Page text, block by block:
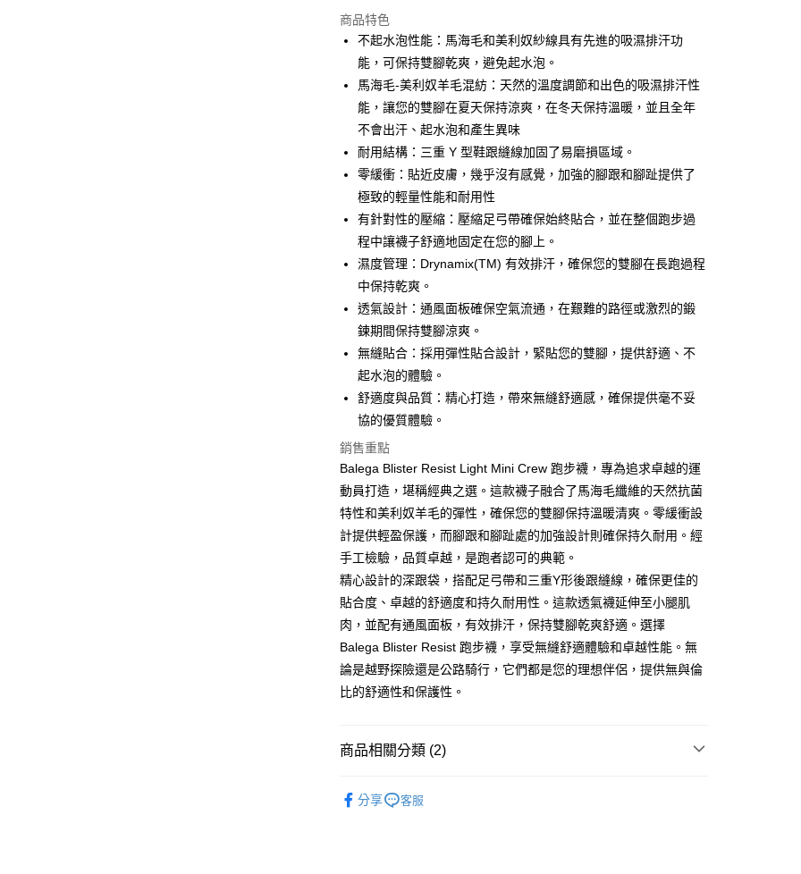
街口支付
悠遊付
Google Pay
全盈+PAY
AFTEE先享後付
相關說明
【關於「AFTEE先享後付」】
便利好安心！
１．簡單：不需註冊會員、不需綁卡、不需儲值。
２．便利：只要手機號碼，簡訊認證，即可結帳。
３．安心：先確認商品／服務後，再付款。
【「AFTEE先享後付」結帳流程】
付」結帳頁面，進行簡訊認證並確認金額後，即可完成結帳。
２．訂單成立數日內，您將收到繳費通知簡訊。
３．收到繳費通知簡訊後14天內，點擊此簡訊中的連結，可透過四大超商
／ATM／網路銀行／等多元方式進行付款，方視為交易完成。
※ 請注意：結帳手續完成當下不需立刻繳費，但若您需要取消訂單，請聯
絡購買商品的店家。未經商家同意取消之訂單仍視為有效，需透過AFTEE
※ 交易是否成功請以「AFTEE先享後付 」之結帳頁面顯示為準，若有關於
是否繳費成功／繳費後需取消欲退款等相關疑問，請聯繫「AFTEE先享後
付客戶支援中心」
https://netprotections.freshdesk.com/support/home
【注意事項】
１．透過由恩沛科技股份有限公司提供之「AFTEE先享後付」服務完成之
求債權轉讓予恩沛科技股份有限公司。
２．關於個人資料處理事宜，請瀏覽以下網址：
https://aftee.tw/terms/#terms3
３．未成年的使用者請事先徵得法定代理人或監護人之同意方可使用
「AFTEE先享後付」，若未經同意申辦者引起之損失，本公司不負相關責
任。
即時審查核予不同之上限額度；若仍有額度不足之情形，本公司將視審查
結果請求用戶進行身份認證。
ATM付款
運送方式
全家取貨付款
7-11取貨付款
每筆NT$70，滿NT$5,000(含以上)免運費
宅配
宅配-離島
每筆NT$100，滿NT$5,000(含以上)免運費
商品特色
不起水泡性能：馬海毛和美利奴紗線具有先進的吸濕排汗功
能，可保持雙腳乾爽，避免起水泡。
馬海毛-美利奴羊毛混紡：天然的溫度調節和出色的吸濕排汗性
能，讓您的雙腳在夏天保持涼爽，在冬天保持溫暖，並且全年
不會出汗、起水泡和產生異味
耐用結構：三重 Y 型鞋跟縫線加固了易磨損區域。
零緩衝：貼近皮膚，幾乎沒有感覺，加強的腳跟和腳趾提供了
極致的輕量性能和耐用性
有針對性的壓縮：壓縮足弓帶確保始終貼合，並在整個跑步過
程中讓襪子舒適地固定在您的腳上。
濕度管理：Drynamix(TM) 有效排汗，確保您的雙腳在長跑過程
中保持乾爽。
透氣設計：通風面板確保空氣流通，在艱難的路徑或激烈的鍛
鍊期間保持雙腳涼爽。
無縫貼合：採用彈性貼合設計，緊貼您的雙腳，提供舒適、不
起水泡的體驗。
舒適度與品質：精心打造，帶來無縫舒適感，確保提供毫不妥
協的優質體驗。
銷售重點
Balega Blister Resist Light Mini Crew 跑步襪，專為追求卓越的運
動員打造，堪稱經典之選。這款襪子融合了馬海毛纖維的天然抗菌
特性和美利奴羊毛的彈性，確保您的雙腳保持溫暖清爽。零緩衝設
計提供輕盈保護，而腳跟和腳趾處的加強設計則確保持久耐用。經
手工檢驗，品質卓越，是跑者認可的典範。
精心設計的深跟袋，搭配足弓帶和三重Y形後跟縫線，確保更佳的
貼合度、卓越的舒適度和持久耐用性。這款透氣襪延伸至小腿肌
肉，並配有通風面板，有效排汗，保持雙腳乾爽舒適。選擇
Balega Blister Resist 跑步襪，享受無縫舒適體驗和卓越性能。無
論是越野探險還是公路騎行，它們都是您的理想伴侶，提供無與倫
比的舒適性和保護性。
商品相關分類 (2)
分享 客服